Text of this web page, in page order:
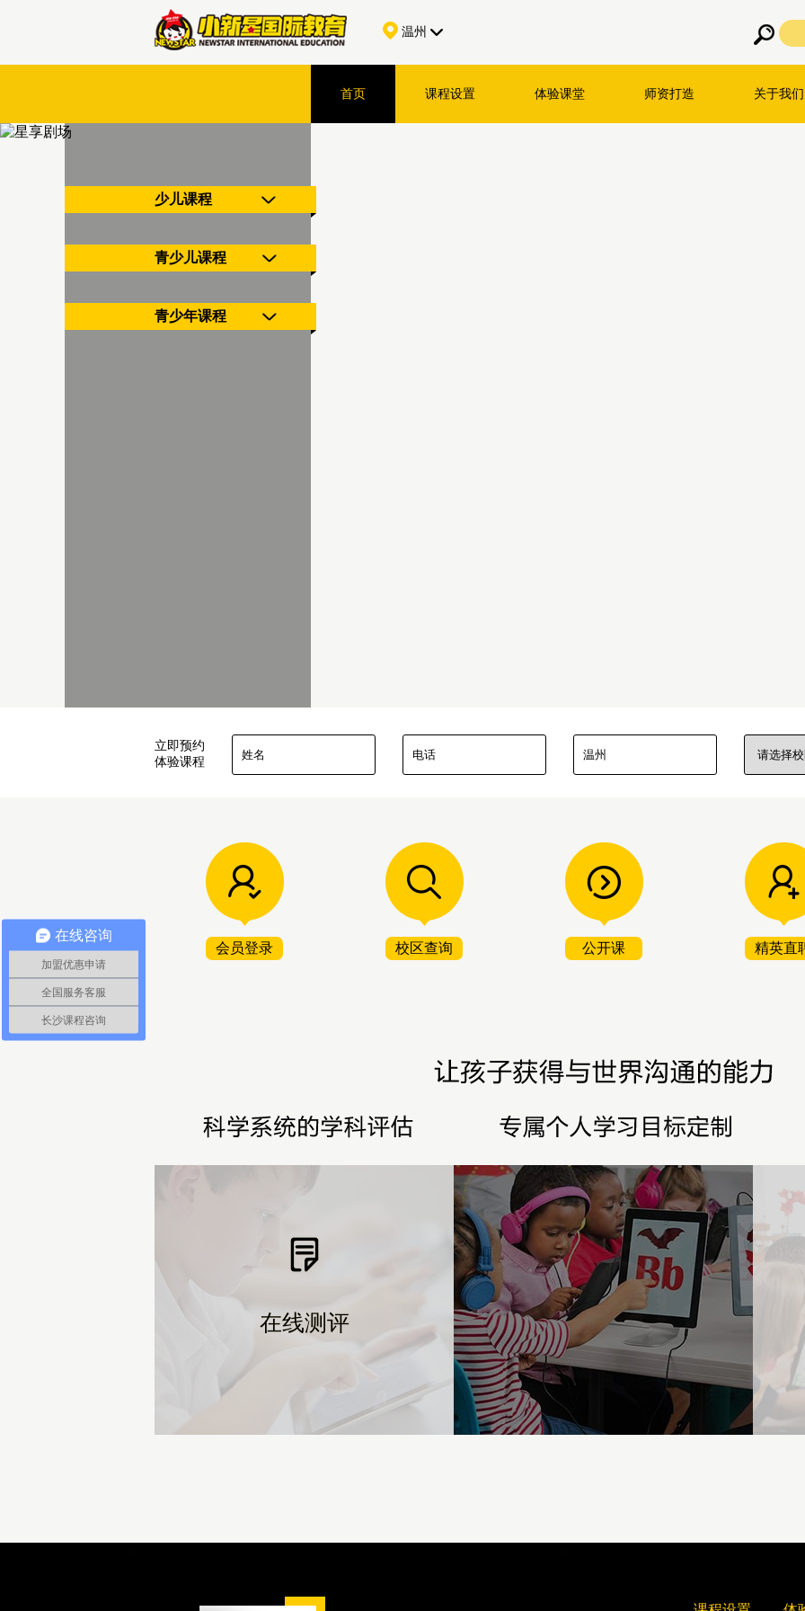
温州
首页 课程设置 体验课堂 师资打造 关于我们
少儿课程
青少儿课程
青少年课程
立即预约
体验课程
会员登录 校区查询 公开课 精英直
在线测评
在线测评
在线咨询
加盟优惠申请
全国服务客服
长沙课程咨询